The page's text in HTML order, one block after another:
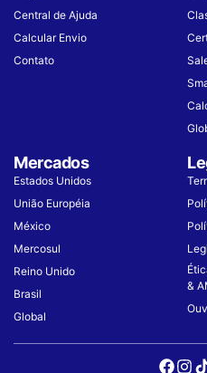
Central de Ajuda
Calcular Envio
Contato
Mercados
Estados Unidos
União Européia
México
Mercosul
Reino Unido
Brasil
Global
&